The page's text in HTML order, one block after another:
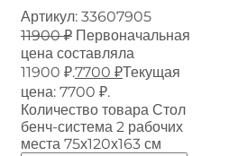
Артикул: 33607905
11900₽ Первоначальная
цена составляла
11900 ₽.7700 ₽Текущая
цена: 7700 ₽.
Количество товара Стол
бенч-система 2 рабочих
места 75х120х163 см